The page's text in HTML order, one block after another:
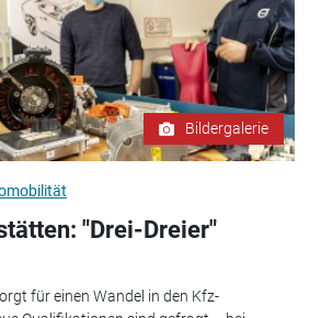
Bildergalerie
"Drei-Dreier"
für einen Wandel in den Kfz-